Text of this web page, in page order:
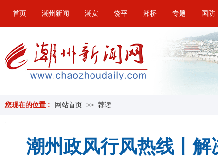
首页 潮州新闻 潮安 饶平 湘桥 专题 国防
您现在的位置 : 网站首页 >> 荐读
潮州政风行风热线丨